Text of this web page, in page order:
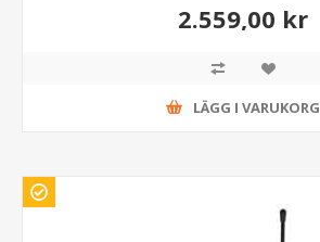
2.559,00 kr
LÄGG I VARUKORG